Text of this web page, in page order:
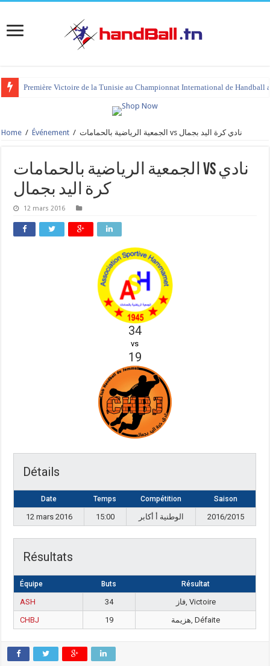
Première Victoire de la Tunisie au Championnat International de Handball
Home / Événement / الجمعية الرياضية بالحمامات vs نادي كرة اليد بجمال
الجمعية الرياضية بالحمامات vs نادي
كرة اليد بجمال
12 mars 2016
34
vs
19
Détails
Date Temps Compétition Saison
12 mars 2016 15:00 الوطنية أ أكابر 2016/2015
Résultats
Équipe Buts Résultat
ASH 34
فاز, Victoire
CHBJ
19 هزيمة, Défaite